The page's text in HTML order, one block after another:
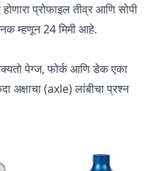
प्रोफाइल तीव्र आणि सोपी
म्हणून 24 मिमी आहे.
पेग्ज, फोर्क आणि डेक एका
अक्षाचा (axle) लांबीचा प्रश्न